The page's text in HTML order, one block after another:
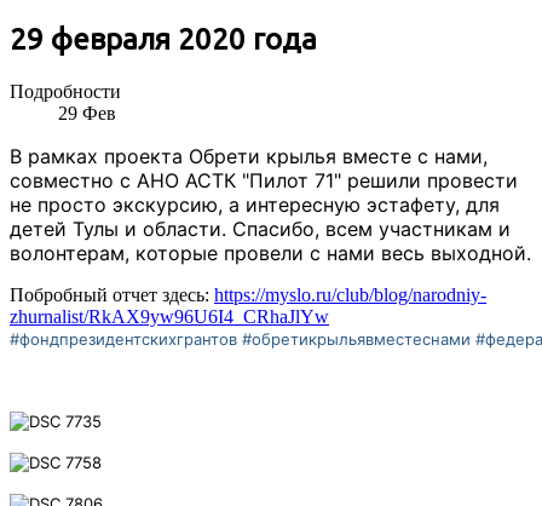
29 февраля 2020 года
Подробности
29 Фев
В рамках проекта Обрети крылья вместе с нами,
совместно с АНО АСТК "Пилот 71" решили провести
не просто экскурсию, а интересную эстафету, для
детей Тулы и области. Спасибо, всем участникам и
волонтерам, которые провели с нами весь выходной.
Побробный отчет здесь: https://myslo.ru/club/blog/narodniy-
zhurnalist/RkAX9yw96U6I4_CRhaJlYw
#фондпрезидентскихгрантов #обретикрыльявместеснами